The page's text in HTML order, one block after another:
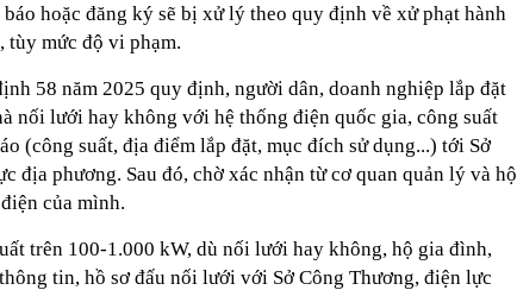
hoặc đăng ký sẽ bị xử lý theo quy định về xử phạt hành
mức độ vi phạm.
58 năm 2025 quy định, người dân, doanh nghiệp lắp đặt
nối lưới hay không với hệ thống điện quốc gia, công suất
(công suất, địa điểm lắp đặt, mục đích sử dụng...) tới Sở
địa phương. Sau đó, chờ xác nhận từ cơ quan quản lý và hộ
của mình.
trên 100-1.000 kW, dù nối lưới hay không, hộ gia đình,
tin, hồ sơ đấu nối lưới với Sở Công Thương, điện lực